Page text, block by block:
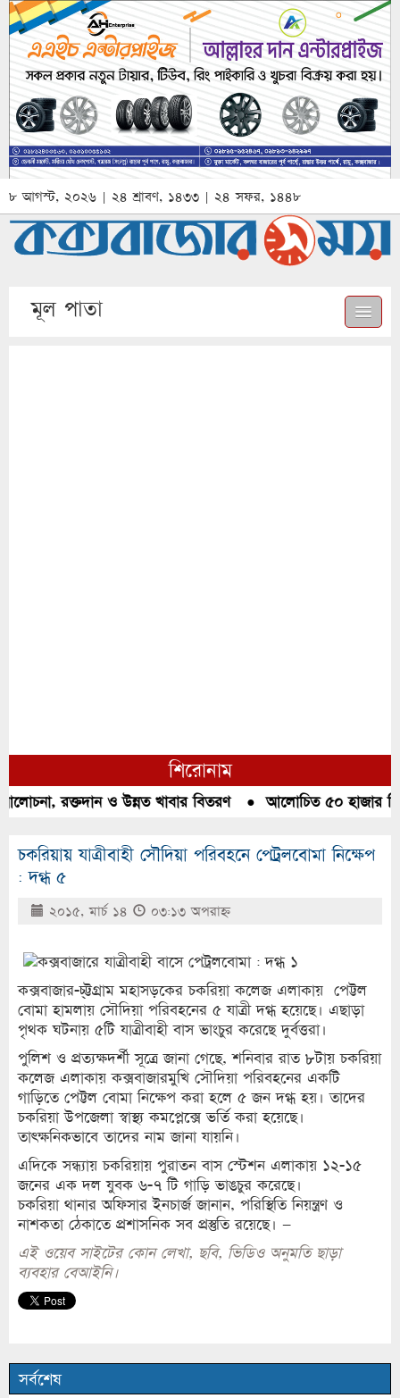
৮ আগস্ট, ২০২৬ | ২৪ শ্রাবণ, ১৪৩৩ | ২৪ সফর, ১৪৪৮
মূল পাতা
শিরোনাম
রক্তদান ও উন্নত খাবার বিতরণ● আলোচিত ৫০ হাজার
চকরিয়ায় যাত্রীবাহী সৌদিয়া পরিবহনে পেট্রলবোমা নিক্ষেপ
: দগ্ধ ৫
২০১৫, মার্চ ১৪ ০৩:১৩ অপরাহ্ণ
কক্সবাজার-চ্ট্টগ্রাম মহাসড়কের চকরিয়া কলেজ এলাকায় পেট্টল
বোমা হামলায় সৌদিয়া পরিবহনের ৫ যাত্রী দগ্ধ হয়েছে। এছাড়া
পৃথক ঘটনায় ৫টি যাত্রীবাহী বাস ভাংচুর করেছে দুর্বত্তরা।
পুলিশ ও প্রত্যক্ষদর্শী সূত্রে জানা গেছে, শনিবার রাত ৮টায় চকরিয়া
কলেজ এলাকায় কক্সবাজারমুখি সৌদিয়া পরিবহনের একটি
গাড়িতে পেট্টল বোমা নিক্ষেপ করা হলে ৫ জন দগ্ধ হয়। তাদের
চকরিয়া উপজেলা স্বাস্থ্য কমপ্লেক্সে ভর্তি করা হয়েছে।
তাৎক্ষনিকভাবে তাদের নাম জানা যায়নি।
এদিকে সন্ধ্যায় চকরিয়ায় পুরাতন বাস স্টেশন এলাকায় ১২-১৫
জনের এক দল যুবক ৬-৭ টি গাড়ি ভাঙচুর করেছে।
চকরিয়া থানার অফিসার ইনচার্জ জানান, পরিস্থিতি নিয়ন্ত্রণ ও
নাশকতা ঠেকাতে প্রশাসনিক সব প্রস্তুতি রয়েছে। –
এই ওয়েব সাইটের কোন লেখা, ছবি, ভিডিও অনুমতি ছাড়া
ব্যবহার বেআইনি।
সর্বশেষ